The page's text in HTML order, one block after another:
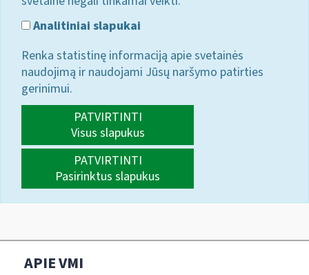
Analitiniai slapukai
Renka statistinę informaciją apie svetainės
naudojimą ir naudojami Jūsų naršymo patirties
gerinimui.
PATVIRTINTI
Visus slapukus
PATVIRTINTI
Pasirinktus slapukus
APIE VMI